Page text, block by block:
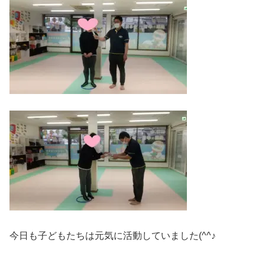
今日も子どもたちは元気に活動していました(^^♪